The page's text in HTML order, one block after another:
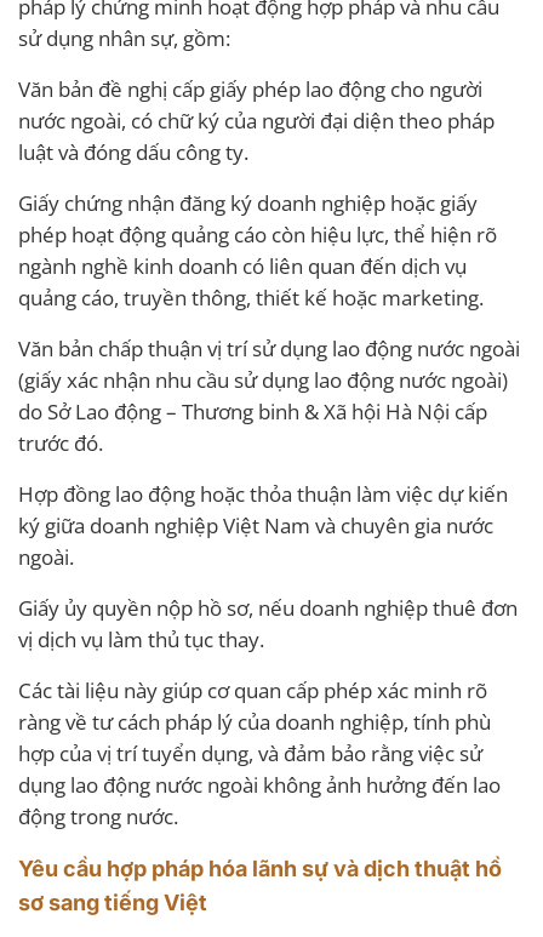
pháp lý chứng minh hoạt động hợp pháp và nhu cầu
sử dụng nhân sự, gồm:
Văn bản đề nghị cấp giấy phép lao động cho người
nước ngoài, có chữ ký của người đại diện theo pháp
luật và đóng dấu công ty.
Giấy chứng nhận đăng ký doanh nghiệp hoặc giấy
phép hoạt động quảng cáo còn hiệu lực, thể hiện rõ
ngành nghề kinh doanh có liên quan đến dịch vụ
quảng cáo, truyền thông, thiết kế hoặc marketing.
Văn bản chấp thuận vị trí sử dụng lao động nước ngoài
(giấy xác nhận nhu cầu sử dụng lao động nước ngoài)
do Sở Lao động – Thương binh & Xã hội Hà Nội cấp
trước đó.
Hợp đồng lao động hoặc thỏa thuận làm việc dự kiến
ký giữa doanh nghiệp Việt Nam và chuyên gia nước
ngoài.
Giấy ủy quyền nộp hồ sơ, nếu doanh nghiệp thuê đơn
vị dịch vụ làm thủ tục thay.
Các tài liệu này giúp cơ quan cấp phép xác minh rõ
ràng về tư cách pháp lý của doanh nghiệp, tính phù
hợp của vị trí tuyển dụng, và đảm bảo rằng việc sử
dụng lao động nước ngoài không ảnh hưởng đến lao
động trong nước.
Yêu cầu hợp pháp hóa lãnh sự và dịch thuật hồ
sơ sang tiếng Việt